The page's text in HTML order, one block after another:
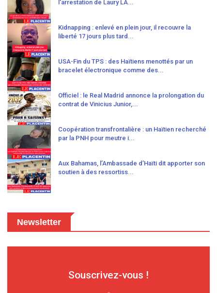
l'arrestation de Laury LA...
Kidnapping : enlevé en plein jour, il recouvre la
liberté 17 jours plus tard...
USA-Fin du TPS : des Haïtiens menottés par un
bracelet électronique comme des...
Officiel : le Real Madrid annonce la prolongation du
contrat de Vinicius Junior,...
Coopération transfrontalière : un Haïtien recherché
par la PNH pour meutre i...
Aux Bahamas, l’Ambassade d’Haïti dit apporter son
soutien à des ressortiss...
Newsletter
Souscrivez-vous !